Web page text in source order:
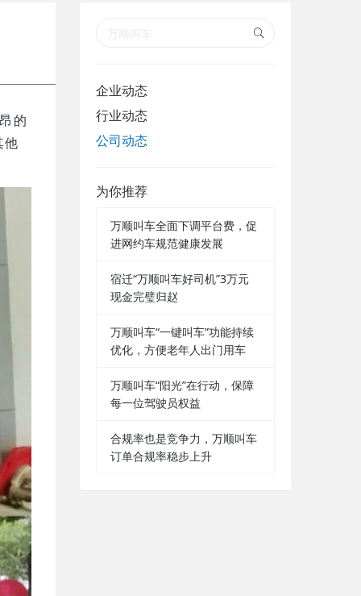
的
他
企业动态
行业动态
公司动态
为你推荐
万顺叫车全面下调平台费，促
进网约车规范健康发展
宿迁“万顺叫车好司机”3万元
现金完璧归赵
万顺叫车“一键叫车”功能持续
优化，方便老年人出门用车
万顺叫车“阳光”在行动，保障
每一位驾驶员权益
合规率也是竞争力，万顺叫车
订单合规率稳步上升